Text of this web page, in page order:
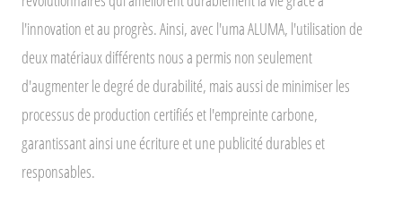
l'innovation et au progrès. Ainsi, avec l'uma ALUMA, l'utilisation de
deux matériaux différents nous a permis non seulement
d'augmenter le degré de durabilité, mais aussi de minimiser les
processus de production certifiés et l'empreinte carbone,
garantissant ainsi une écriture et une publicité durables et
responsables.